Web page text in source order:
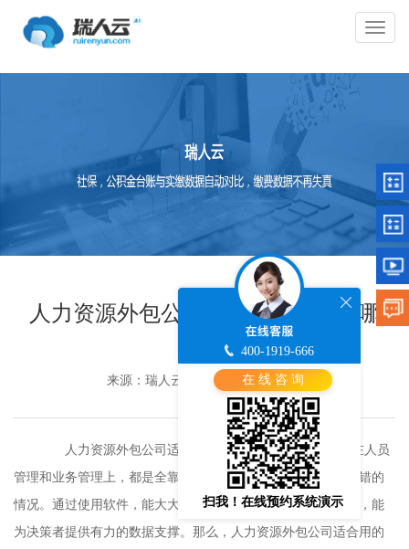
导
航
人力资源外包公司适合用的软件有哪
来源：瑞人云 时间 ：2024-06-25
人力资源外包公司适合用的软件有哪些?传统的公司在人员
管理和业务管理上，都是全靠人工，会出现效率低下和数据出错的
情况。通过使用软件，能大大提高工作效率，提高数据准确度，能
为决策者提供有力的数据支撑。那么，人力资源外包公司适合用的
400-1919-666
在 线 咨 询
扫我！在线预约系统演示